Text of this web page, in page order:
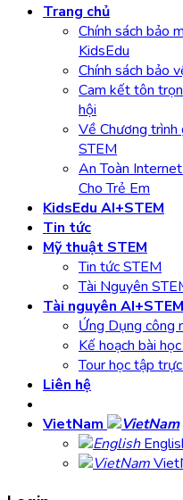
Trang chủ
Chính sách bảo
KidsEdu
Chính sách bảo
Cam kết tôn
hội
Về Chương trình
STEM
An Toàn
Cho Trẻ Em
KidsEdu AI+STEM
Tin tức
Mỹ thuật STEM
Tin tức STEM
Tài Nguyên
Tài nguyên AI+STEM
Ứng Dụng công
Kế hoạch bài
Tour học tập
Liên hệ
VietNam